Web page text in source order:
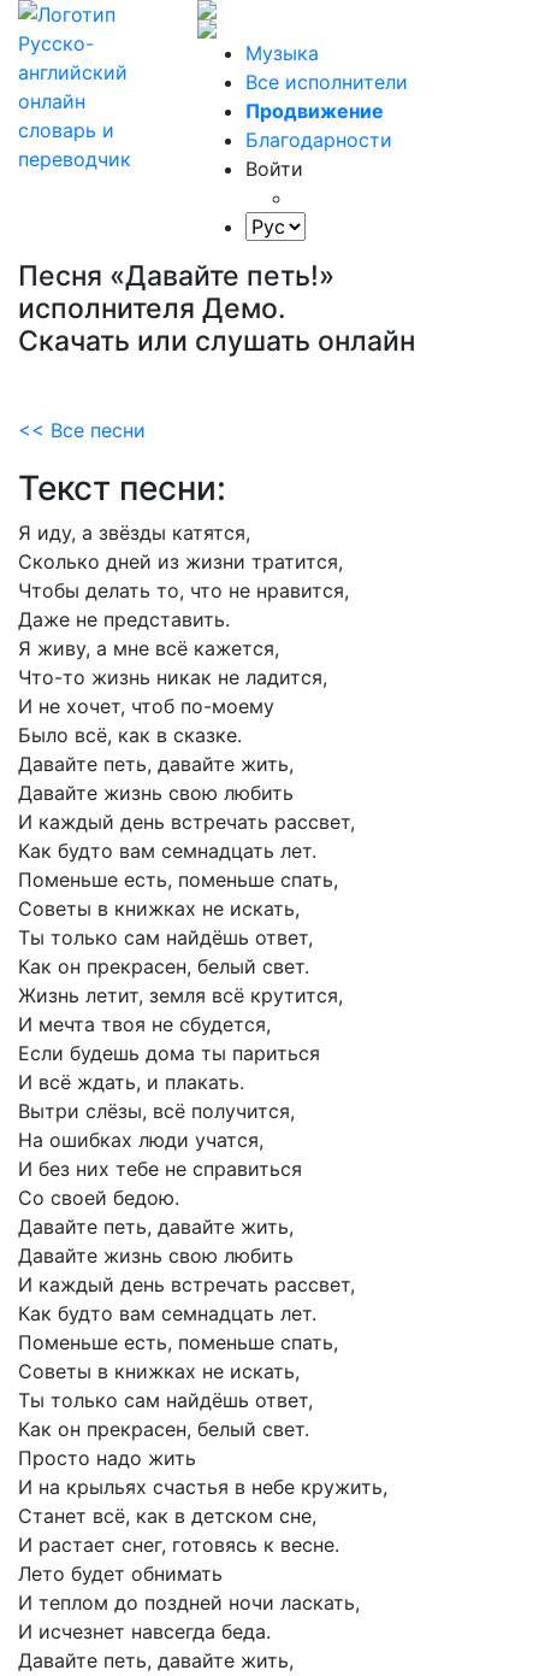
Музыка
Все исполнители
Продвижение
Благодарности
Войти
Песня «Давайте петь!»
исполнителя Демо.
Скачать или слушать онлайн
<< Все песни
Текст песни:
Я иду, а звёзды катятся,
Сколько дней из жизни тратится,
Чтобы делать то, что не нравится,
Даже не представить.
Я живу, а мне всё кажется,
Что-то жизнь никак не ладится,
И не хочет, чтоб по-моему
Было всё, как в сказке.
Давайте петь, давайте жить,
Давайте жизнь свою любить
И каждый день встречать рассвет,
Как будто вам семнадцать лет.
Поменьше есть, поменьше спать,
Советы в книжках не искать,
Ты только сам найдёшь ответ,
Как он прекрасен, белый свет.
Жизнь летит, земля всё крутится,
И мечта твоя не сбудется,
Если будешь дома ты париться
И всё ждать, и плакать.
Вытри слёзы, всё получится,
На ошибках люди учатся,
И без них тебе не справиться
Со своей бедою.
Давайте петь, давайте жить,
Давайте жизнь свою любить
И каждый день встречать рассвет,
Как будто вам семнадцать лет.
Поменьше есть, поменьше спать,
Советы в книжках не искать,
Ты только сам найдёшь ответ,
Как он прекрасен, белый свет.
Просто надо жить
И на крыльях счастья в небе кружить,
Станет всё, как в детском сне,
И растает снег, готовясь к весне.
Лето будет обнимать
И теплом до поздней ночи ласкать,
И исчезнет навсегда беда.
Давайте петь, давайте жить,